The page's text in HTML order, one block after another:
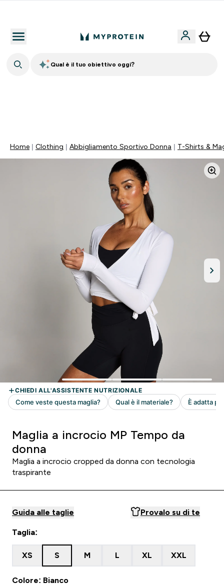
Qual è il tuo obiettivo oggi?
Home Clothing Abbigliamento Sportivo Donna T-Shirts &
Maglia a incrocio MP Tempo da
donna
Maglia a incrocio cropped da donna con tecnologia
traspirante
Guida alle taglie Provalo su di te
Taglia:
XS S M L XL XXL
Colore: Bianco